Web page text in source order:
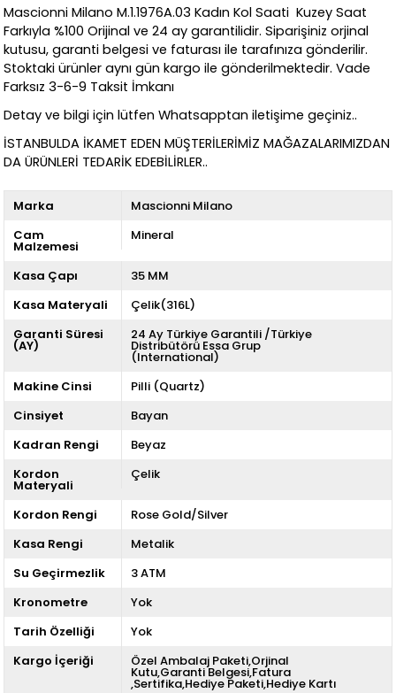
Mascionni Milano M.1.1976A.03 Kadın Kol Saati Kuzey Saat
Farkıyla %100 Orijinal ve 24 ay garantilidir. Siparişiniz orjinal
kutusu, garanti belgesi ve faturası ile tarafınıza gönderilir.
Stoktaki ürünler aynı gün kargo ile gönderilmektedir. Vade
Farksız 3-6-9 Taksit İmkanı
Detay ve bilgi için lütfen Whatsapptan iletişime geçiniz..
İSTANBULDA İKAMET EDEN MÜŞTERİLERİMİZ MAĞAZALARIMIZDAN
DA ÜRÜNLERİ TEDARİK EDEBİLİRLER..
Marka
Mascionni Milano
Cam
Malzemesi
Mineral
Kasa Çapı
35 MM
Kasa Materyali
Çelik(316L)
Garanti Süresi
(AY)
24 Ay Türkiye Garantili /Türkiye
Distribütörü Essa Grup
(International)
Makine Cinsi
Pilli (Quartz)
Cinsiyet
Bayan
Kadran Rengi
Beyaz
Kordon
Materyali
Çelik
Kordon Rengi
Rose Gold/Silver
Kasa Rengi
Metalik
Su Geçirmezlik
3 ATM
Kronometre
Yok
Tarih Özelliği
Yok
Kargo İçeriği
Özel Ambalaj Paketi,Orjinal
Kutu,Garanti Belgesi,Fatura
,Sertifika,Hediye Paketi,Hediye Kartı